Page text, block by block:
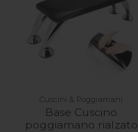
Cuscini & Poggiamani
Base Cuscino
poggiamano rialzato